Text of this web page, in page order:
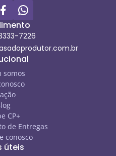
7226
somos
CP+
de Entregas
conosco
úteis